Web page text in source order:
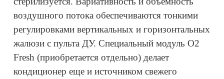
воздушного потока обеспечиваются тонкими
регулировками вертикальных и горизонтальных
жалюзи с пульта ДУ. Специальный модуль O2
Fresh (приобретается отдельно) делает
кондиционер еще и источником свежего